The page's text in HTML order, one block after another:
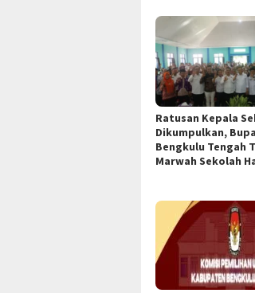
Ratusan Kepala
Dikumpulkan,
Bengkulu Tengah
Marwah Sekolah